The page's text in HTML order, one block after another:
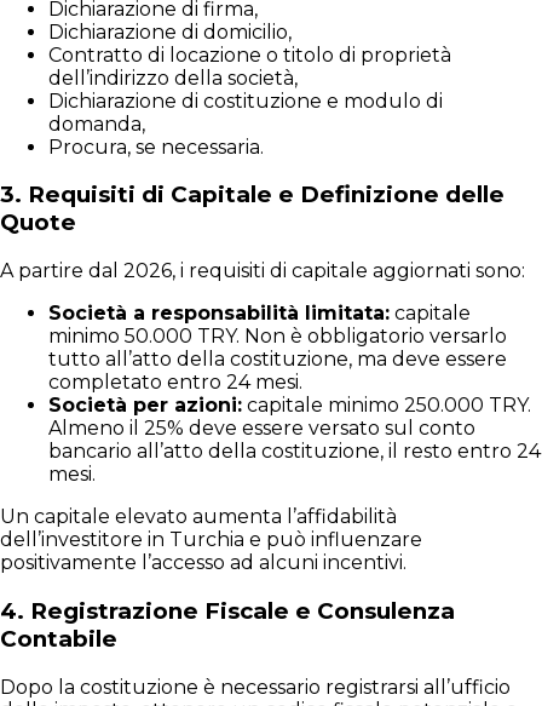
Dichiarazione di firma,
Dichiarazione di domicilio,
Contratto di locazione o titolo di proprietà
dell’indirizzo della società,
Dichiarazione di costituzione e modulo di
domanda,
Procura, se necessaria.
3. Requisiti di Capitale e Definizione delle
Quote
A partire dal 2026, i requisiti di capitale aggiornati sono:
Società a responsabilità limitata: capitale
minimo 50.000 TRY. Non è obbligatorio versarlo
tutto all’atto della costituzione, ma deve essere
completato entro 24 mesi.
Società per azioni: capitale minimo 250.000 TRY.
Almeno il 25% deve essere versato sul conto
bancario all’atto della costituzione, il resto entro 24
mesi.
Un capitale elevato aumenta l’affidabilità
dell’investitore in Turchia e può influenzare
positivamente l’accesso ad alcuni incentivi.
4. Registrazione Fiscale e Consulenza
Contabile
Dopo la costituzione è necessario registrarsi all’ufficio